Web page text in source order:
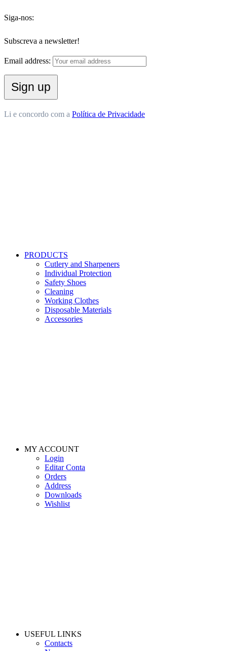
Siga-nos:
Subscreva a newsletter!
Email address:
Li e concordo com a Política de Privacidade
PRODUCTS
Cutlery and Sharpeners
Individual Protection
Safety Shoes
Cleaning
Working Clothes
Disposable Materials
Accessories
MY ACCOUNT
Login
Editar Conta
Orders
Address
Downloads
Wishlist
USEFUL LINKS
Contacts